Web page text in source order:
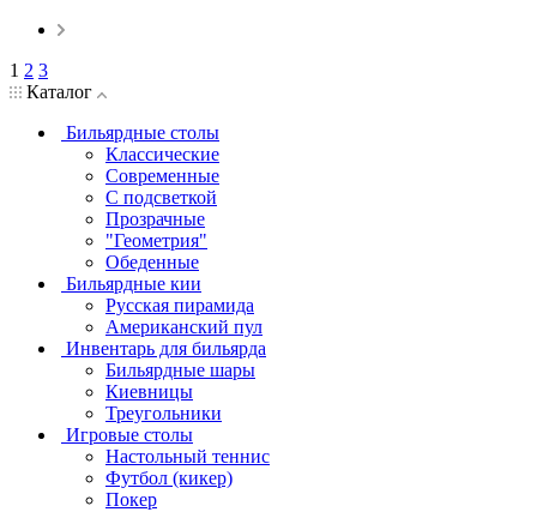
1 2 3
Каталог
Бильярдные столы
Классические
Современные
С подсветкой
Прозрачные
"Геометрия"
Обеденные
Бильярдные кии
Русская пирамида
Американский пул
Инвентарь для бильярда
Бильярдные шары
Киевницы
Треугольники
Игровые столы
Настольный теннис
Футбол (кикер)
Покер